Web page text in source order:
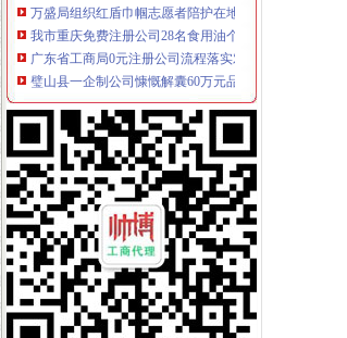
我市重庆免费注册公司28名食用油个体经营户自发组织
广东省工商局0元注册公司流程落实对巫山局人才交流培
璧山县一企制公司慷慨解囊60万元品送往灾区
市0元注册公司流程局机关在片区登山比赛中获得第一名
合川局0元注册公司合工商所两名职工踊跃加入区震救
江北局0元注册公司改进年检方式受好评
我市重庆0元注册公司政领导干部开放型经济与工商管
经开园局0元注册公司三项措施确保夏季儿童食品安全
大足局重庆免费注册公司关注民生促进就业再就业工作
渝中局重庆一元注册公司上清寺所到万盛看望北川工商
沙坪坝局在理商业贿赂中做到“五结合”重庆免费注册公司
市免费注册公司局经检总队狠抓风廉政建设初见成效
巫溪局城厢二所为“限塑令”重庆0元注册公司推广做好前
酉局认真清理整顿有悖于精文明建设要求的重庆一元注
云局七严举措抓好高中考期间食品市0元注册公司流程场